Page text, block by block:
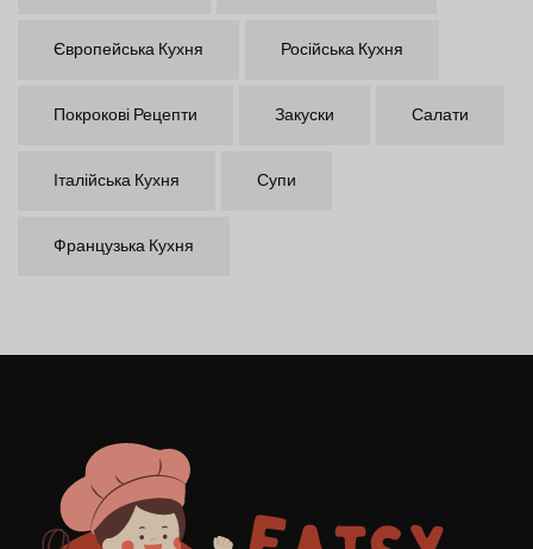
Європейська Кухня Російська Кухня
Покрокові Рецепти Закуски Салати
Італійська Кухня Супи
Французька Кухня